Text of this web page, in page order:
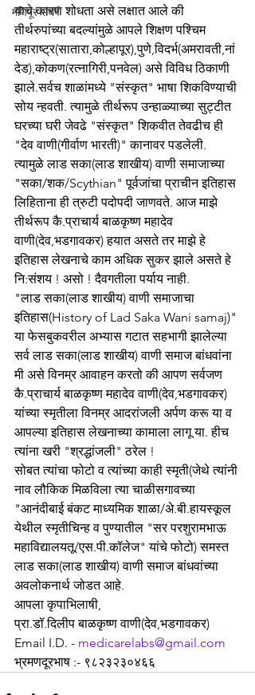
मणिपूर संघर्ष
याचे कारण शोधता असे लक्षात आले की
तीर्थरुपांच्या बदल्यांमुळे आपले शिक्षण पश्चिम
महाराष्ट्र(सातारा,कोल्हापूर),पुणे,विदर्भ(अमरावती,नां
देड),कोकण(रत्नागिरी,पनवेल) असे विविध ठिकाणी
झाले.सर्वच शाळांमध्ये "संस्कृत" भाषा शिकविण्याची
सोय न्हवती. त्यामुळे तीर्थरूप उन्हाळ्याच्या सुट्टीत
घरच्या घरी जेवढे "संस्कृत" शिकवीत तेवढीच ही
"देव वाणी(गीर्वाण भारती)" कानावर पडलेली.
त्यामुळे लाड सका(लाड शाखीय) वाणी समाजाच्या
"सका/शक/Scythian" पूर्वजांचा प्राचीन इतिहास
लिहिताना ही त्रुटी पदोपदी जाणवते. आज माझे
तीर्थरूप कै.प्राचार्य बाळकृष्ण महादेव
वाणी(देव,भडगावकर) हयात असते तर माझे हे
इतिहास लेखनाचे काम अधिक सुकर झाले असते हे
नि:संशय ! असो ! दैवगतीला पर्याय नाही.
"लाड सका(लाड शाखीय) वाणी समाजाचा
इतिहास(History of Lad Saka Wani samaj)"
या फेसबुकवरील अभ्यास गटात सहभागी झालेल्या
सर्व लाड सका(लाड शाखीय) वाणी समाज बांधवांना
मी असे विनम्र आवाहन करतो की आपण सर्वजण
कै.प्राचार्य बाळकृष्ण महादेव वाणी(देव,भडगावकर)
यांच्या स्मृतीला विनम्र आदरांजली अर्पण करू या व
आपल्या इतिहास लेखनाच्या कामाला लागू या. हीच
त्यांना खरी "श्रद्धांजली" ठरेल !
सोबत त्यांचा फोटो व त्यांच्या काही स्मृती(जेथे त्यांनी
नाव लौकिक मिळविला त्या चाळीसगावच्या
"आनंदीबाई बंकट माध्यमिक शाळा/अे.बी.हायस्कूल
येथील स्मृतीचिन्ह व पुण्यातील "सर परशुरामभाऊ
महाविद्यालयतू/एस.पी.कॉलेज" यांचे फोटो) समस्त
लाड सका(लाड शाखीय) वाणी समाज बांधवांच्या
अवलोकनार्थ जोडत आहे.
आपला कृपाभिलाषी,
प्रा.डॉ.दिलीप बाळकृष्ण वाणी(देव,भडगावकर)
Email I.D. - medicarelabs@gmail.com
भ्रमणदूरभाष :- ९८२३२३०४६६